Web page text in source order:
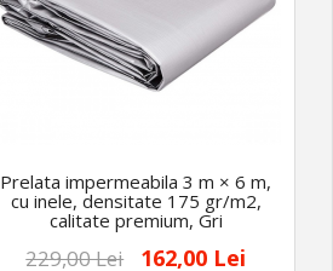
Prelata impermeabila 3 m × 6 m,
cu inele, densitate 175 gr/m2,
calitate premium, Gri
229,00 Lei 162,00 Lei